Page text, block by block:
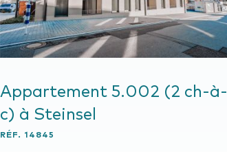
Appartement 5.002 (2 ch-à-
c) à Steinsel
RÉF. 14845